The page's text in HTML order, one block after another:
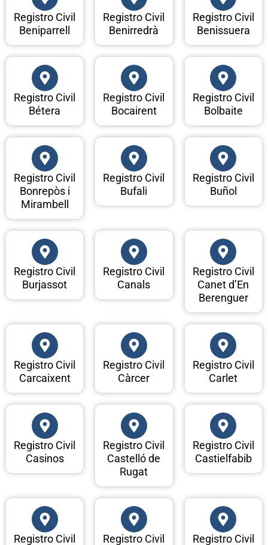
Registro Civil
Beniparrell
Registro Civil
Benirredrà
Registro Civil
Benissuera
Registro Civil
Bétera
Registro Civil
Bocairent
Registro Civil
Bolbaite
Registro Civil
Bonrepòs i
Mirambell
Registro Civil
Bufali
Registro Civil
Buñol
Registro Civil
Burjassot
Registro Civil
Canals
Registro Civil
Canet d’En
Berenguer
Registro Civil
Carcaixent
Registro Civil
Càrcer
Registro Civil
Carlet
Registro Civil
Casinos
Registro Civil
Castelló de
Rugat
Registro Civil
Castielfabib
Registro Civil
Registro Civil
Registro Civil